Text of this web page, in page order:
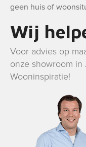
geen huis of
Wij
Voor advies op
onze showroom
Wooninspiratie!